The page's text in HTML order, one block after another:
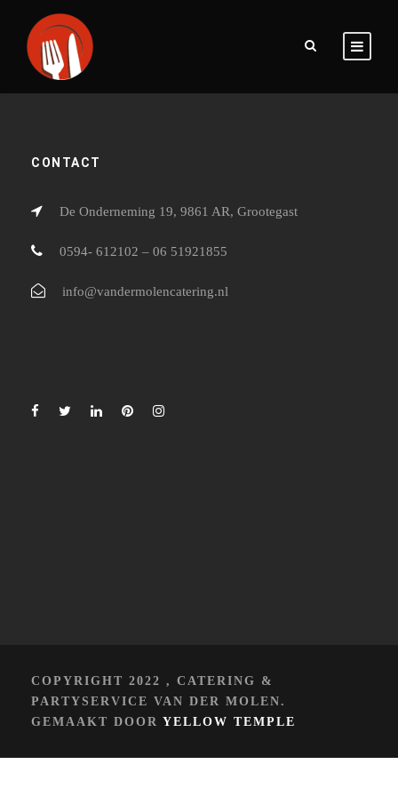
CONTACT
De Onderneming 19, 9861 AR, Grootegast
0594- 612102 – 06 51921855
info@vandermolencatering.nl
COPYRIGHT 2022 , CATERING &
PARTYSERVICE VAN DER MOLEN.
GEMAAKT DOOR YELLOW TEMPLE